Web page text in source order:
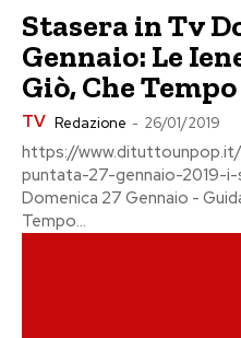
Stasera in Tv
Gennaio: Le
Giò, Che Tempo
TV Redazione - 26/01/2019
https://
puntata-27-gennaio-2019-i-
Domenica 27 Gennaio - Guida tv Rai 1 ore
Tempo...